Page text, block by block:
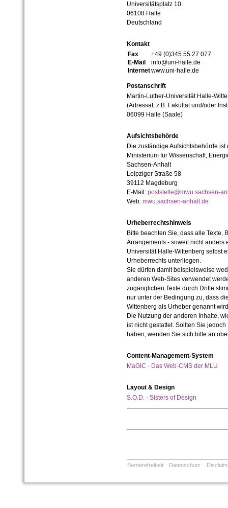
Universitätsplatz 10
06108 Halle
Deutschland
Kontakt
Fax
+49 (0)345 55 27 077
E-Mail
info@uni-halle.de
Internetwww.uni-halle.de
Postanschrift
Martin-Luther-Universität Halle-
(Adressat, z.B. Fakultät und/oder
06099 Halle (Saale)
Aufsichtsbehörde
Die zuständige Aufsichtsbehörde ist
Ministerium für Wissenschaft,
Sachsen-Anhalt
Leipziger Straße 58
39112 Magdeburg
E-Mail: poststelle@mwu.sachsen-
Web: mwu.sachsen-anhalt.de
Urheberrechtshinweis
Bitte beachten Sie, dass alle Texte,
Arrangements - soweit nicht anders
Universität Halle-Wittenberg selbst
Urheberrechts unterliegen.
Sie dürfen damit beispielsweise
anderen Web-Sites verwendet
zugänglichen Texte durch Dritte
nur unter der Bedingung zu, dass
Wittenberg als Urheber genannt
Die Nutzung der anderen Inhalte,
ist nicht gestattet. Sollten Sie
haben, wenden Sie sich bitte an
Content-Management-System
MaGIC - Das Web-CMS der MLU
Layout & Design
S.O.D. - Sisters of Design
Barrierefreiheit Datenschutz